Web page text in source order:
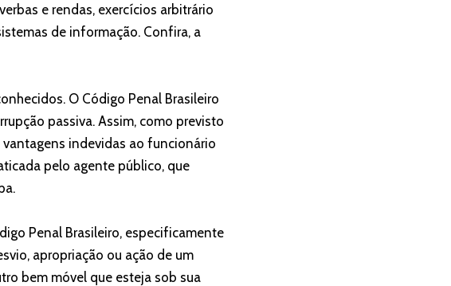
e rendas, exercícios arbitrário
de informação. Confira, a
O Código Penal Brasileiro
passiva. Assim, como previsto
indevidas ao funcionário
pelo agente público, que
Penal Brasileiro, especificamente
apropriação ou ação de um
bem móvel que esteja sob sua